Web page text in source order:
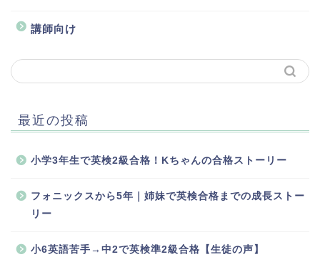
講師向け
最近の投稿
小学3年生で英検2級合格！Kちゃんの合格ストーリー
フォニックスから5年｜姉妹で英検合格までの成長ストー
リー
小6英語苦手→中2で英検準2級合格【生徒の声】